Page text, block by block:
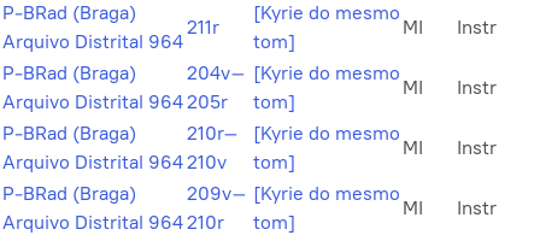
P-BRad (Braga)
Arquivo Distrital 964
211r
[Kyrie do mesmo
tom]
MI
Instr
P-BRad (Braga)
Arquivo Distrital 964
204v–
205r
[Kyrie do mesmo
tom]
MI
Instr
P-BRad (Braga)
Arquivo Distrital 964
210r–
210v
[Kyrie do mesmo
tom]
MI
Instr
P-BRad (Braga)
Arquivo Distrital 964
209v–
210r
[Kyrie do mesmo
tom]
MI
Instr